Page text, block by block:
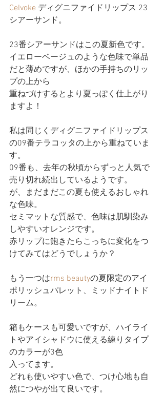
Celvoke ディグニファイドリップス 23
シアーサンド。
23番シアーサンドはこの夏新色です。
イエローベージュのような色味で単品
だと薄めですが、ほかの手持ちのリッ
プの上から
重ねづけするとより夏っぽく仕上がり
ますよ！
私は同じくディグニファイドリップス
の09番テラコッタの上から重ねていま
す。
09番も、去年の秋頃からずっと人気で
売り切れ続出しているようです。
が、まだまだこの夏も使えるおしゃれ
な色味。
セミマットな質感で、色味は肌馴染み
しやすいオレンジです。
赤リップに飽きたらこっちに変化をつ
けてみてはどうでしょうか？
もう一つはrms beautyの夏限定のアイ
ポリッシュパレット、ミッドナイトド
リーム。
箱もケースも可愛いですが、ハイライ
トやアイシャドウに使える練りタイプ
のカラーが3色
入ってます。
どれも使いやすい色で、つけ心地も自
然につやが出て良いです。